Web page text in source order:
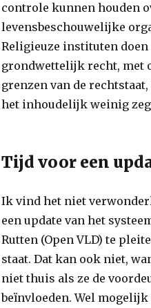
controle kunnen houden
levensbeschouwelijke
Religieuze instituten
grondwettelijk recht, met
grenzen van de
het inhoudelijk weinig
Tijd voor een
Ik vind het niet
een update van het
Rutten (Open VLD) te
staat. Dat kan ook niet,
niet thuis als ze de
beïnvloeden. Wel